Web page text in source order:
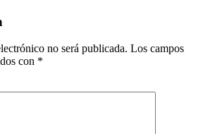
no será publicada. Los campos
con *